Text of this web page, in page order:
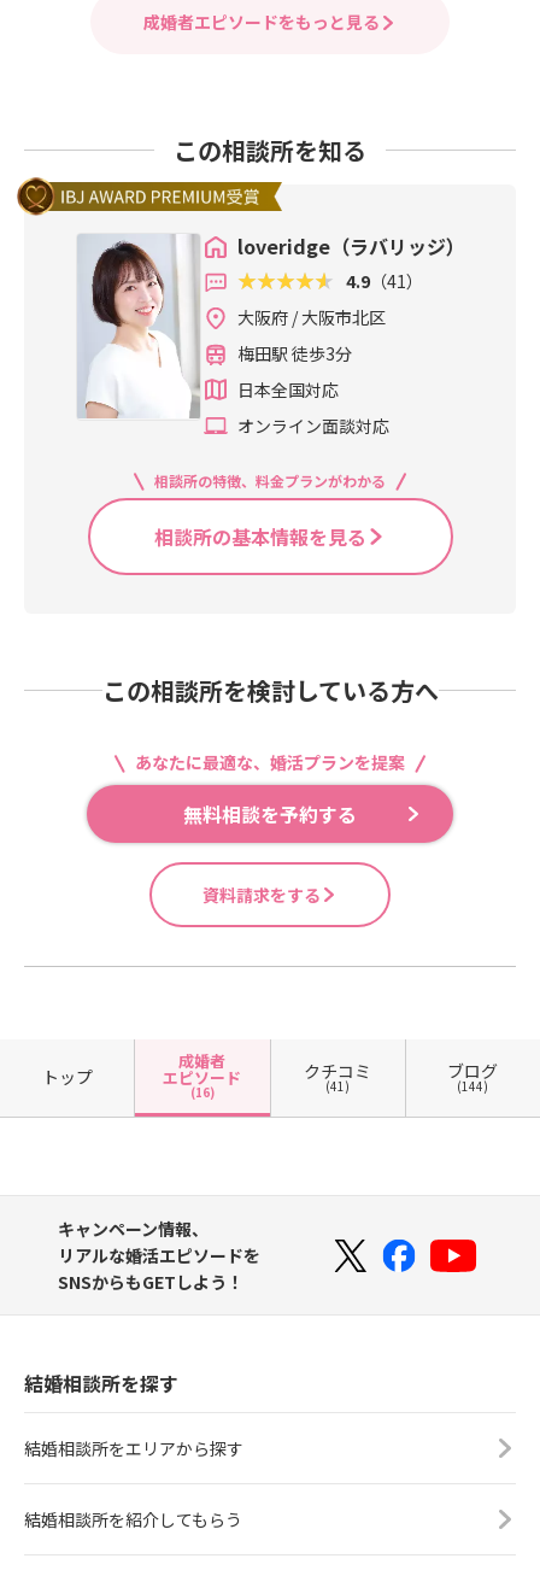
成婚者エピソードをもっと見る
この相談所を知る
loveridge（ラバリッジ）
4.9（41）
大阪府 / 大阪市北区
梅田駅 徒歩3分
日本全国対応
オンライン面談対応
相談所の特徴、料金プランがわかる
相談所の基本情報を見る
この相談所を検討している方へ
あなたに最適な、婚活プランを提案
無料相談を予約する
資料請求をする
トップ
成婚者
エピソード
(16)
クチコミ
(41)
ブログ
(144)
キャンペーン情報、
リアルな婚活エピソードを
SNSからもGETしよう！
結婚相談所を探す
結婚相談所をエリアから探す
結婚相談所を紹介してもらう